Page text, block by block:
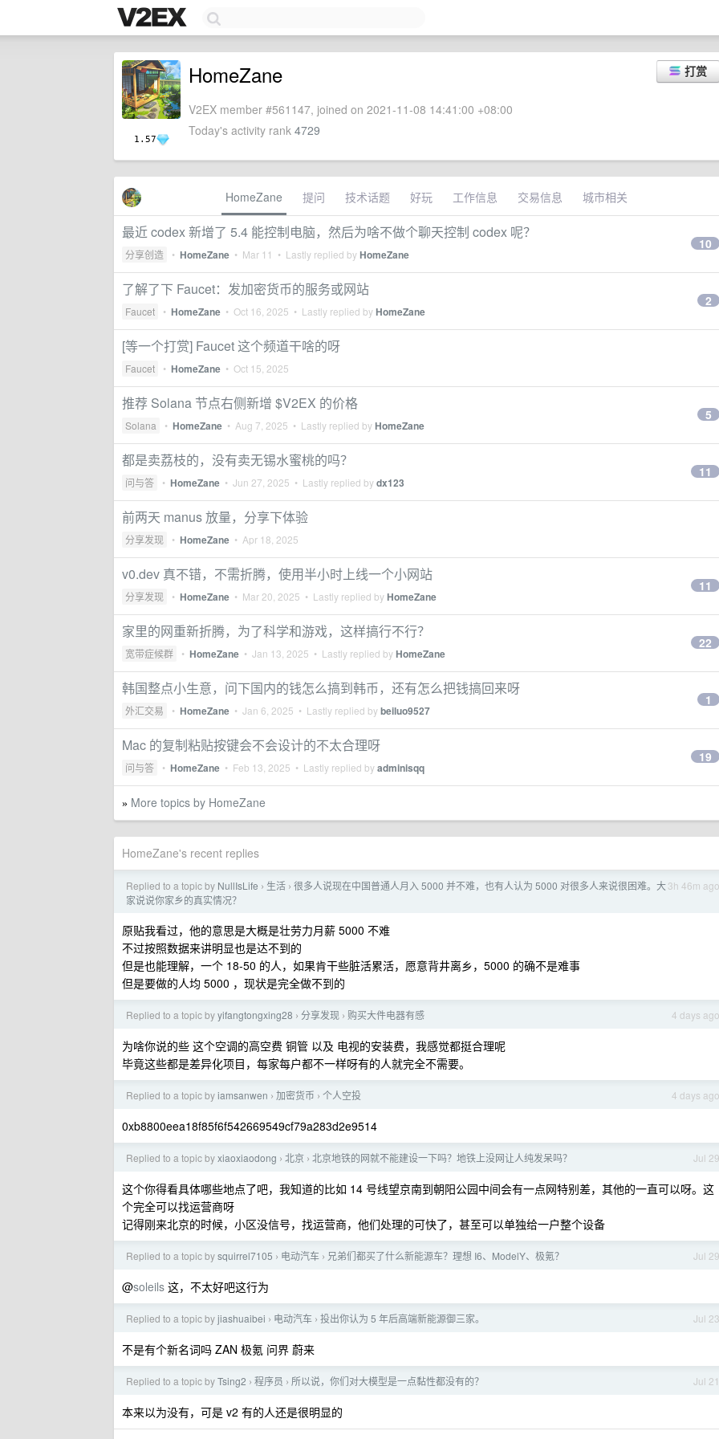
1.57
打赏
HomeZane
V2EX member #561147, joined on 2021-11-08 14:41:00 +08:00
Today's activity rank 4729
HomeZane 提问 技术话题 好玩 工作信息 交易信息 城市相关
最近 codex 新增了 5.4 能控制电脑，然后为啥不做个聊天控制 codex 呢？
分享创造 • HomeZane • Mar 11 • Lastly replied byHomeZane
10
了解了下 Faucet：发加密货币的服务或网站
Faucet • HomeZane • Oct 16, 2025 • Lastly replied byHomeZane
2
[等一个打赏] Faucet 这个频道干啥的呀
Faucet • HomeZane • Oct 15, 2025
推荐 Solana 节点右侧新增 $V2EX 的价格
Solana • HomeZane • Aug 7, 2025 • Lastly replied byHomeZane
5
都是卖荔枝的，没有卖无锡水蜜桃的吗？
问与答 • HomeZane • Jun 27, 2025 • Lastly replied bydx123
11
前两天 manus 放量，分享下体验
分享发现 • HomeZane • Apr 18, 2025
v0.dev 真不错，不需折腾，使用半小时上线一个小网站
分享发现 • HomeZane • Mar 20, 2025 • Lastly replied byHomeZane
11
家里的网重新折腾，为了科学和游戏，这样搞行不行？
宽带症候群 • HomeZane • Jan 13, 2025 • Lastly replied byHomeZane
22
韩国整点小生意，问下国内的钱怎么搞到韩币，还有怎么把钱搞回来呀
外汇交易 • HomeZane • Jan 6, 2025 • Lastly replied bybeiluo9527
1
Mac 的复制粘贴按键会不会设计的不太合理呀
问与答 • HomeZane • Feb 13, 2025 • Lastly replied byadminisqq
19
» More topics by HomeZane
HomeZane's recent replies
3h 46m ago
Replied to a topic by NullIsLife › 生活 › 很多人说现在中国普通人月入 5000 并不难，也有人认为 5000 对很多人来说很困难。大
家说说你家乡的真实情况？
原贴我看过，他的意思是大概是壮劳力月薪 5000 不难
不过按照数据来讲明显也是达不到的
但是也能理解，一个 18-50 的人，如果肯干些脏活累活，愿意背井离乡，5000 的确不是难事
但是要做的人均 5000 ，现状是完全做不到的
4 days ago
Replied to a topic byyifangtongxing28 › 分享发现 › 购买大件电器有感
为啥你说的些 这个空调的高空费 铜管 以及 电视的安装费，我感觉都挺合理呢
毕竟这些都是差异化项目，每家每户都不一样呀有的人就完全不需要。
4 days ago
Replied to a topic byiamsanwen › 加密货币 › 个人空投
0xb8800eea18f85f6f542669549cf79a283d2e9514
Jul 29
Replied to a topic byxiaoxiaodong › 北京 › 北京地铁的网就不能建设一下吗？地铁上没网让人纯发呆吗？
这个你得看具体哪些地点了吧，我知道的比如 14 号线望京南到朝阳公园中间会有一点网特别差，其他的一直可以呀。这
个完全可以找运营商呀
记得刚来北京的时候，小区没信号，找运营商，他们处理的可快了，甚至可以单独给一户整个设备
Jul 29
Replied to a topic bysquirrel7105 › 电动汽车 › 兄弟们都买了什么新能源车？理想 I6、ModelY、极氪？
@soleils 这，不太好吧这行为
Jul 23
Replied to a topic byjiashuaibei › 电动汽车 › 投出你认为 5 年后高端新能源御三家。
不是有个新名词吗 ZAN 极氪 问界 蔚来
Jul 21
Replied to a topic byTsing2 › 程序员 › 所以说，你们对大模型是一点黏性都没有的？
本来以为没有，可是 v2 有的人还是很明显的